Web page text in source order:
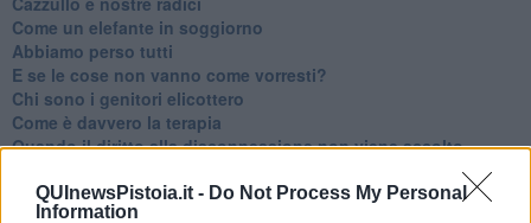
QUInewsPistoia.it - Do Not Process My Personal
Information
​Come un elefante in soggiorno
​Abbiamo perso tutti
E se le cose non vanno come vorresti?
​Chi sono i genitori elicottero
Come è davvero la terapia
Quando il diritto alla disconnessione non viene accolto
​Il diritto ad essere disconnessi
​Il pensiero dicotomico e la salute mentale